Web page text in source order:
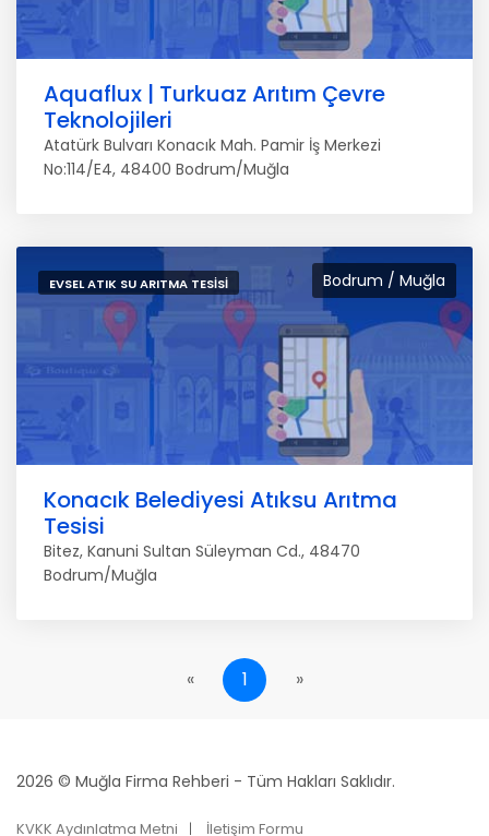
Aquaflux | Turkuaz Arıtım Çevre
Teknolojileri
Atatürk Bulvarı Konacık Mah. Pamir İş Merkezi
No:114/E4, 48400 Bodrum/Muğla
Bodrum / Muğla
EVSEL ATIK SU ARITMA TESISI
Konacık Belediyesi Atıksu Arıtma
Tesisi
Bitez, Kanuni Sultan Süleyman Cd., 48470
Bodrum/Muğla
« 1 »
2026 © Muğla Firma Rehberi - Tüm Hakları Saklıdır.
KVKK Aydınlatma Metni İletişim Formu